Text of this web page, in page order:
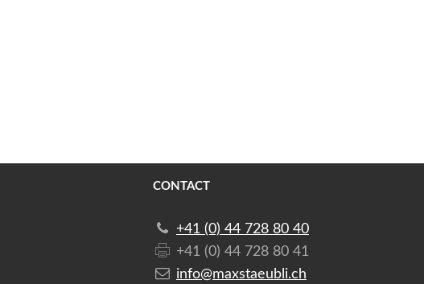
CONTACT
+41 (0) 44 728 80 40
+41 (0) 44 728 80 41
info@maxstaeubli.ch